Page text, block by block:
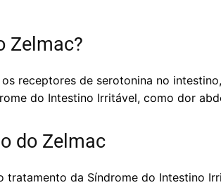
Zelmac?
receptores de serotonina no
do Intestino Irritável, como dor
do Zelmac
tratamento da Síndrome do Intestino